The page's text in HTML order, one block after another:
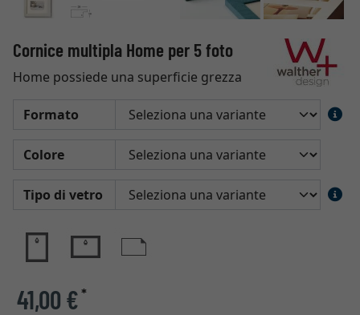
Cornice multipla Home per 5 foto
Home possiede una superficie grezza
Formato
Colore
Tipo di vetro
41,00 €*